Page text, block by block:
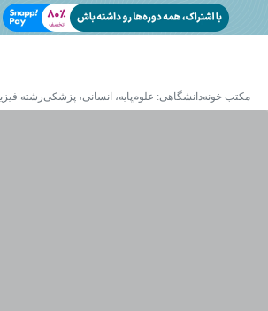
مکتب خونهدانشگاهی: علوم‌پایه، انسانی، پزشکیرشته